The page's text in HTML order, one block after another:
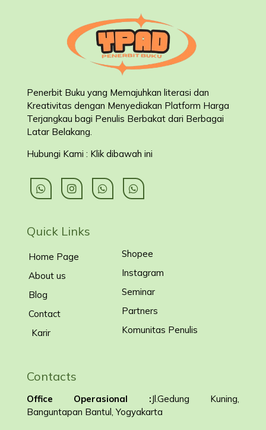
Penerbit Buku yang Memajuhkan literasi dan
Kreativitas dengan Menyediakan Platform Harga
Terjangkau bagi Penulis Berbakat dari Berbagai
Latar Belakang.
Hubungi Kami : Klik dibawah ini
Quick Links
Home Page
About us
Blog
Contact
Karir
Shopee
Instagram
Seminar
Partners
Komunitas Penulis
Contacts
Office Operasional :Jl.Gedung Kuning,
Banguntapan Bantul, Yogyakarta